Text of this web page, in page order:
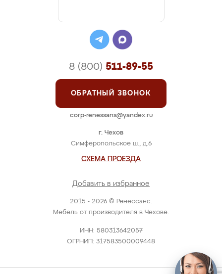
2015 - 2026 © Ренессанс.
Мебель от производителя в Чехове.
ИНН: 580313642057
ОГРНИП: 317583500009448
г. Чехов
Симферопольское ш., д.6
СХЕМА ПРОЕЗДА
Добавить в избранное
8 (800) 511-89-55
ОБРАТНЫЙ ЗВОНОК
corp-renessans@yandex.ru